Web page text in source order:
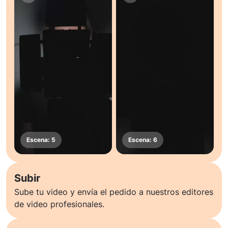
Subir
Sube tu video y envía el pedido a nuestros editores
de video profesionales.